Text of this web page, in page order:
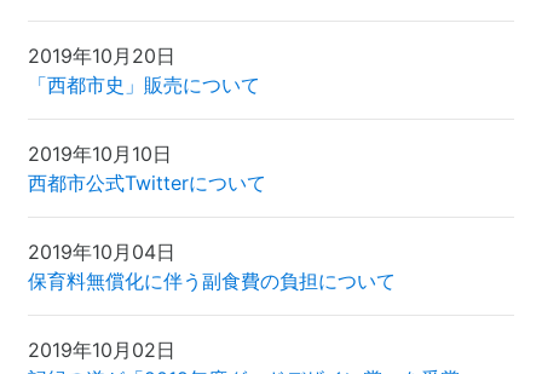
2019年10月20日
「西都市史」販売について
2019年10月10日
西都市公式Twitterについて
2019年10月04日
保育料無償化に伴う副食費の負担について
2019年10月02日